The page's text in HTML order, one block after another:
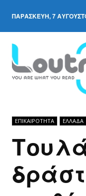
ΠΑΡΑΣΚΕΥΉ, 7
ΕΠΙΚΑΙΡΟΤΗΤΑ ΕΛΛΆΔΑ